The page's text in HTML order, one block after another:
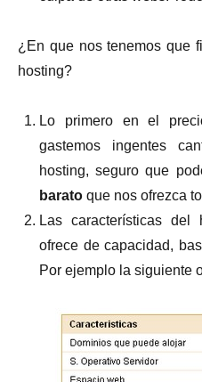
¿En que nos tenemos que
hosting?
Lo primero en el
gastemos ingentes
hosting, seguro que
barato que nos ofrezca
Las características
ofrece de capacidad,
Por ejemplo la siguiente